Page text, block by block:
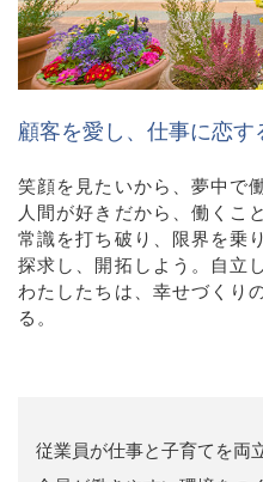
顧客を愛し、仕事に恋す
笑顔を見たいから、夢中で働
人間が好きだから、働くこ
常識を打ち破り、限界を乗
探求し、開拓しよう。自立
わたしたちは、幸せづくり
る。
従業員が仕事と子育てを両